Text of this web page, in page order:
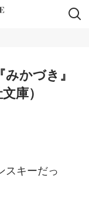
みかづき』
庫）
スキーだっ